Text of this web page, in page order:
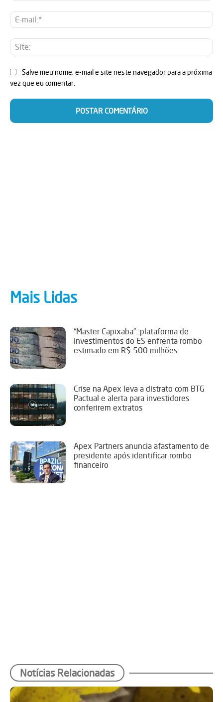
E-
Salve meu nome, e-mail e site neste navegador para a próxima
vez que eu comentar.
Mais Lidas
“Master Capixaba”: plataforma de
investimentos do ES enfrenta rombo
estimado em R$ 500 milhões
Crise na Apex leva a distrato com BTG
Pactual e alerta para investidores
conferirem extratos
Apex Partners anuncia afastamento de
presidente após identificar rombo
financeiro
Notícias Relacionadas